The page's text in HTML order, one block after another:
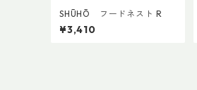
SHŪHŌ フードネスト R
¥3,410